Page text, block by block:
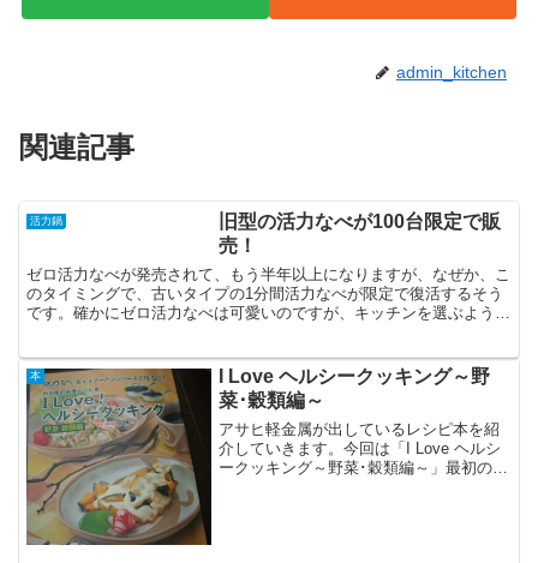
admin_kitchen
関連記事
活力鍋
旧型の活力なべが100台限定で販
売！
ゼロ活力なべが発売されて、もう半年以上になりますが、なぜか、こ
のタイミングで、古いタイプの1分間活力なべが限定で復活するそう
です。確かにゼロ活力なべは可愛いのですが、キッチンを選ぶような
本
I Love ヘルシークッキング～野
菜･穀類編～
アサヒ軽金属が出しているレシピ本を紹
介していきます。今回は「I Love ヘルシ
ークッキング～野菜･穀類編～」最初の頃